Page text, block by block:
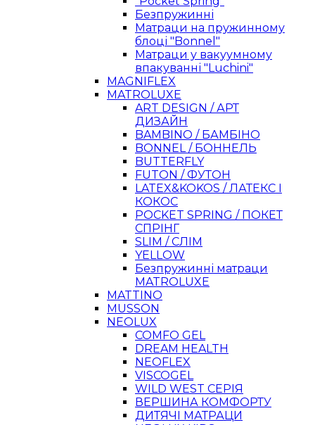
Безпружинні
Матраци на пружинному
блоці "Bonnel"
Матраци у вакуумному
впакуванні "Luchini"
MAGNIFLEX
MATROLUXE
ART DESIGN / АРТ
ДИЗАЙН
BAMBINO / БАМБІНО
BONNEL / БОННЕЛЬ
BUTTERFLY
FUTON / ФУТОН
LATEX&KOKOS / ЛАТЕКС І
КОКОС
POCKET SPRING / ПОКЕТ
СПРІНГ
SLIM / СЛІМ
YELLOW
Безпружинні матраци
MATROLUXE
MATTINO
MUSSON
NEOLUX
COMFO GEL
DREAM HEALTH
NEOFLEX
VISCOGEL
WILD WEST СЕРІЯ
ВЕРШИНА КОМФОРТУ
ДИТЯЧІ МАТРАЦИ